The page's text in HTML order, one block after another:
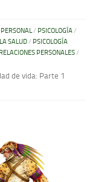
/ PSICOLOGÍA /
SALUD / PSICOLOGÍA
RELACIONES PERSONALES /
de vida: Parte 1